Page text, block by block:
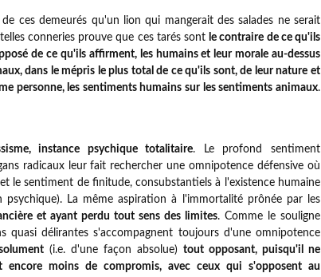
ces demeurés qu'un lion qui mangerait des salades ne serait
conneries prouve que ces tarés sont le contraire de ce qu'ils
de ce qu'ils affirment, les humains et leur morale au-dessus
dans le mépris le plus total de ce qu'ils sont, de leur nature et
personne, les sentiments humains sur les sentiments animaux.
instance psychique totalitaire. Le profond sentiment
radicaux leur fait rechercher une omnipotence défensive où
le sentiment de finitude, consubstantiels à l'existence humaine
psychique). La même aspiration à l'immortalité prônée par les
et ayant perdu tout sens des limites. Comme le souligne
quasi délirantes s'accompagnent toujours d'une omnipotence
(i.e. d'une façon absolue) tout opposant, puisqu'il ne
moins de compromis, avec ceux qui s'opposent au